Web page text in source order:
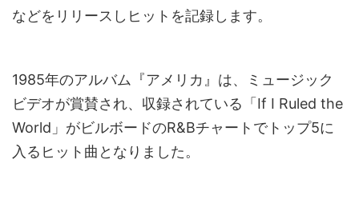
などをリリースしヒットを記録します。
1985年のアルバム『アメリカ』は、ミュージック
ビデオが賞賛され、収録されている「If I Ruled the
World」がビルボードのR&Bチャートでトップ5に
入るヒット曲となりました。